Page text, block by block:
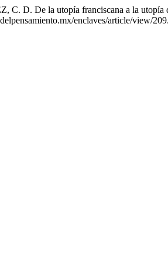
C. D. De la utopía franciscana a la utopía
enclaves/article/view/